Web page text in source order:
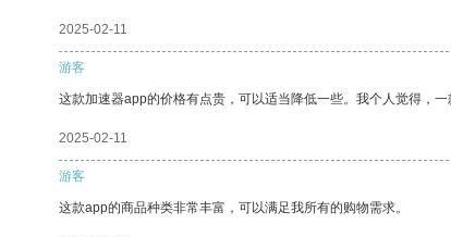
2025-02-11
游客
这款加速器app的价格有点贵，可以适当降低一些。我个人觉得，
2025-02-11
游客
这款app的商品种类非常丰富，可以满足我所有的购物需求。